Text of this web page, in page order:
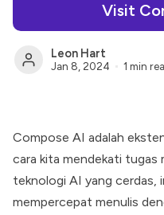
Visit
Leon Hart
Jan 8, 2024 1 min
Compose AI adalah
cara kita mendekati tugas
teknologi AI yang cerdas,
mempercepat menulis